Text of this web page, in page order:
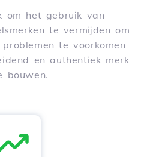
om het gebruik van
te vermijden om
te voorkomen
en authentiek merk
bouwen.